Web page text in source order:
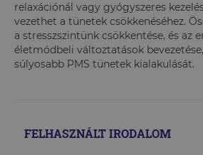
relaxációnál vagy gyógyszeres
vezethet a tünetek csökkenéséhez.
a stresszszintünk csökkentése, és az
életmódbeli változtatások
súlyosabb PMS tünetek kialakulását.
FELHASZNÁLT IRODALOM